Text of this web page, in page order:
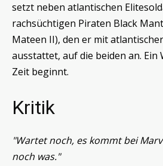
setzt neben atlantischen
rachsüchtigen Piraten Black
Mateen II), den er mit
ausstattet, auf die beiden an. Ein
Zeit beginnt.
Kritik
"Wartet noch, es kommt bei
noch was."